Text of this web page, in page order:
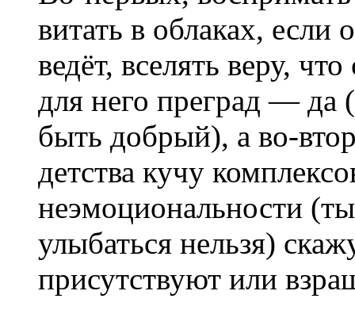
витать в облаках, если
ведёт, вселять веру,
для него преград — да
быть добрый), а во-
детства кучу
неэмоциональности
улыбаться нельзя)
присутствуют или